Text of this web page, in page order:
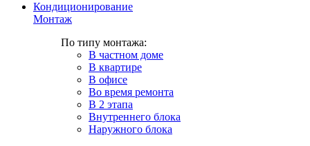
Кондиционирование
Монтаж
По типу монтажа:
В частном доме
В квартире
В офисе
Во время ремонта
В 2 этапа
Внутреннего блока
Наружного блока